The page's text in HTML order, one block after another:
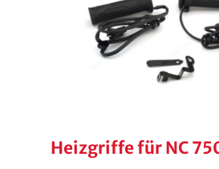
Heizgriffe für NC